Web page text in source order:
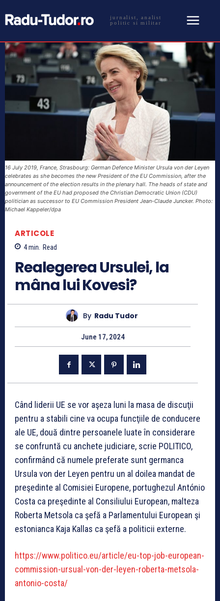
jurnalist, analist
politic si militar
16 July 2019, France, Strasbourg: German Defence Minister Ursula von der Leyen
celebrates as she becomes the new President of the EU Commission, after the
announcement of the election results in the plenary hall. The heads of state and
government of the EU had proposed the Christian Democratic Union (CDU)
politician as successor to EU Commission President Jean-Claude Juncker. Photo:
Michael Kappeler/dpa
ARTICOLE
4min. Read
Realegerea Ursulei, la
mâna lui Kovesi?
By Radu Tudor
June 17, 2024
Când liderii UE se vor aşeza luni la masa de discuţii
pentru a stabili cine va ocupa funcţiile de conducere
ale UE, două dintre persoanele luate în considerare
se confruntă cu anchete judiciare, scrie POLITICO,
confirmând că numele preferate sunt germanca
Ursula von der Leyen pentru un al doilea mandat de
preşedinte al Comisiei Europene, portughezul António
Costa ca preşedinte al Consiliului European, malteza
Roberta Metsola ca şefă a Parlamentului European şi
estonianca Kaja Kallas ca şefă a politicii externe.
https://www.politico.eu/article/eu-top-job-european-
commission-ursual-von-der-leyen-roberta-metsola-
antonio-costa/